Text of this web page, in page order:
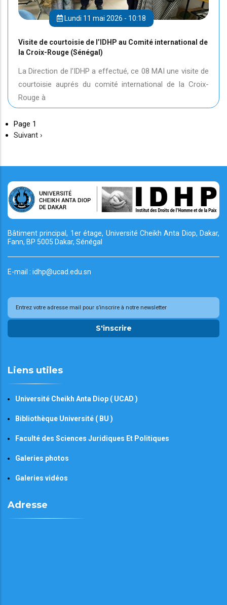
Lundi 11 mai 2026 - 10:18
Visite de courtoisie de l’IDHP au Comité international de
la Croix-Rouge (Sénégal)
La Direction de l'IDHP a effectué, ce 08 MAI une visite de
courtoisie auprés du comité international de la Croix-
Rouge à
Page 1
Page
Suivant ›
Bâtiment principal, 1er étage, Université CheikhAnta Diop, Dakar,
Fann, BP 5005 Dakar, Sénégal
E-mail : idhp@ucad.edu.sn
S'inscrire
Liens utiles
Université Cheikh Anta Diop ( UCAD )
Bibliothèque Université ( BU )
Faculté des Sciences Juridiques Et Politiques
Galeries photos
Galeries vidéos
Adresse